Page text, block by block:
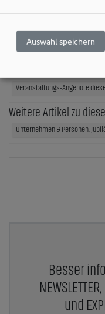
Veröffentlichungen:
Weitere Veröffentlichungen
Veranstaltungs-Angebote
Weitere Artikel zu
Unternehmen & Personen:
Besser
und
Auswahl speichern